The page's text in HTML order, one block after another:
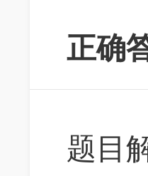
正确
题目